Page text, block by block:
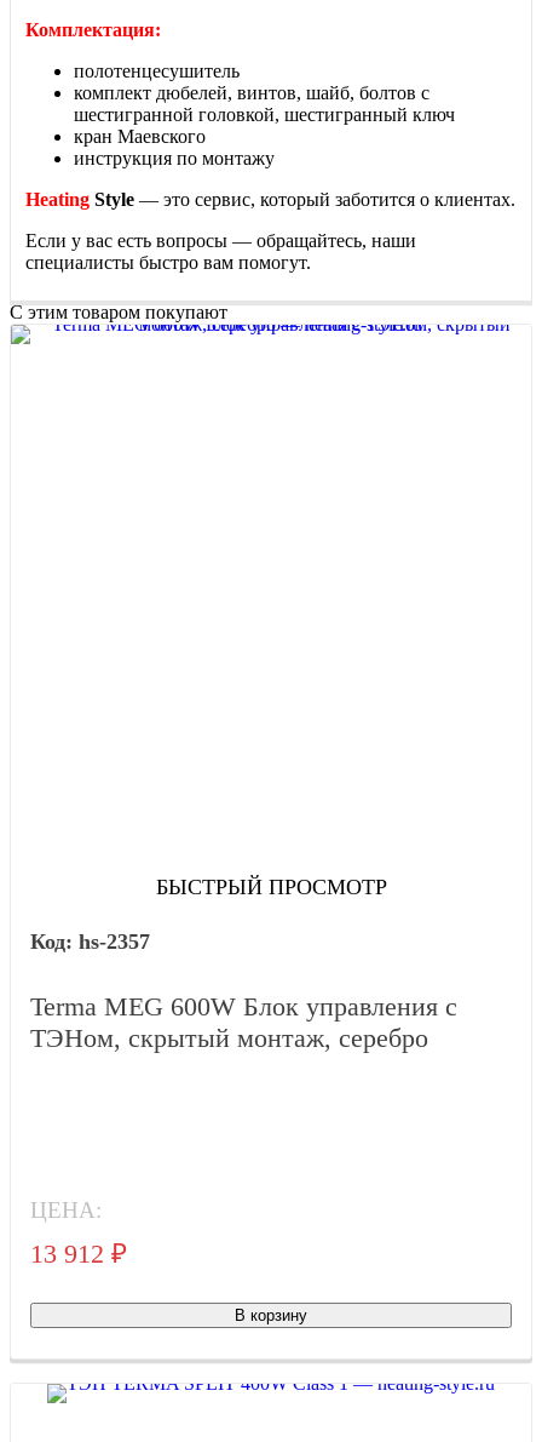
Комплектация:
полотенцесушитель
комплект дюбелей, винтов, шайб, болтов с
шестигранной головкой, шестигранный ключ
кран Маевского
инструкция по монтажу
Heating Style — это сервис, который заботится о клиентах.
Если у вас есть вопросы — обращайтесь, наши
специалисты быстро вам помогут.
С этим товаром покупают
БЫСТРЫЙ ПРОСМОТР
hs-2357
Terma MEG 600W Блок управления с
ТЭНом, скрытый монтаж, серебро
ЦЕНА:
13 912 ₽
В корзину